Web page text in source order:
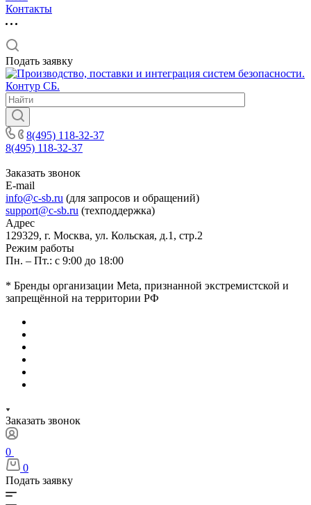
Контакты
Подать заявку
8(495) 118-32-37
8(495) 118-32-37
Заказать звонок
E-mail
info@c-sb.ru (для запросов и обращений)
support@c-sb.ru (техподдержка)
Адрес
129329, г. Москва, ул. Кольская, д.1, стр.2
Режим работы
Пн. – Пт.: с 9:00 до 18:00
* Бренды организации Meta, признанной экстремистской и
запрещённой на территории РФ
Заказать звонок
0
0
Подать заявку